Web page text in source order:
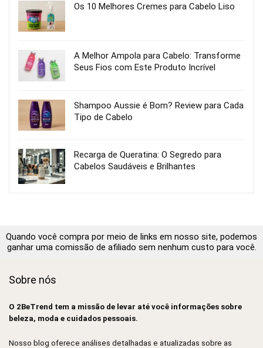
Os 10 Melhores Cremes para Cabelo Liso
A Melhor Ampola para Cabelo: Transforme
Seus Fios com Este Produto Incrível
Shampoo Aussie é Bom? Review para Cada
Tipo de Cabelo
Recarga de Queratina: O Segredo para
Cabelos Saudáveis e Brilhantes
Quando você compra por meio de links em nosso site, podemos
ganhar uma comissão de afiliado sem nenhum custo para você.
Sobre nós
O 2BeTrend tem a missão de levar até você informações sobre
beleza, moda e cuidados pessoais.
Nosso blog oferece análises detalhadas e atualizadas sobre as